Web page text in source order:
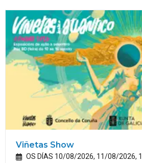
Viñetas Show
OS DÍAS 10/08/2026, 11/08/2026,